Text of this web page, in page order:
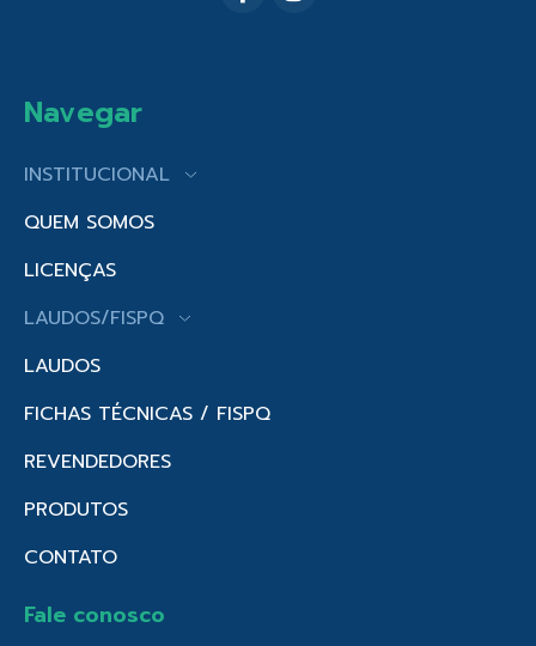
Navegar
INSTITUCIONAL
QUEM SOMOS
LICENÇAS
LAUDOS/FISPQ
LAUDOS
FICHAS TÉCNICAS / FISPQ
REVENDEDORES
PRODUTOS
CONTATO
Fale conosco